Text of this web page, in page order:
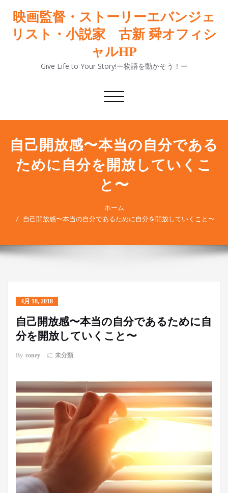
映画監督・ストーリーエバンジェ
リスト・小説家 古新 舜オフィシ
ャルHP
Give Life to Your Story!ー物語を動かそう！ー
ナ
ゲ
シ
ョ
ン
切
り
え
自己開放感〜本当の自分である
ために自分を開放していくこ
と〜
ホーム
自己開放感〜本当の自分であるために自分を開放していくこと〜
4月 18, 2018
自己開放感〜本当の自分であるために自
分を開放していくこと〜
By coney に 未分類